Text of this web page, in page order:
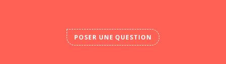
POSER UNE QUESTION